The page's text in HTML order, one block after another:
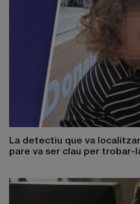
La detectiu que va
pare va ser clau per trobar-